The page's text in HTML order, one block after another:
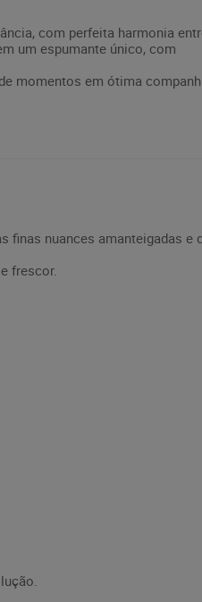
com perfeita harmonia
um espumante único, com
momentos em ótima
finas nuances amanteigadas e
frescor.